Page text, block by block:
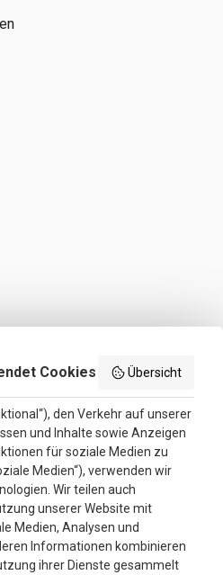
Cookies Übersicht
den Verkehr auf unserer
und Inhalte sowie Anzeigen
für soziale Medien zu
Medien“), verwenden wir
Wir teilen auch
unserer Website mit
Medien, Analysen und
Informationen kombinieren
ihrer Dienste gesammelt